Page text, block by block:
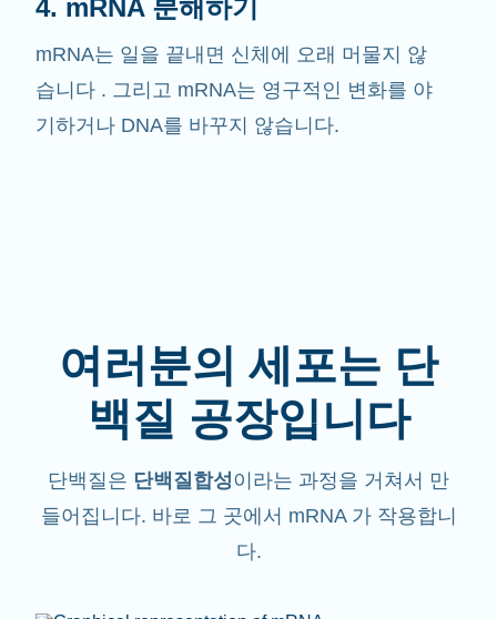
4. mRNA 분해하기
mRNA는 일을 끝내면 신체에 오래 머물지 않
습니다 . 그리고 mRNA는 영구적인 변화를 야
기하거나 DNA를 바꾸지 않습니다.
여러분의 세포는 단
백질 공장입니다
단백질은 단백질합성이라는 과정을 거쳐서 만
들어집니다. 바로 그 곳에서 mRNA 가 작용합니
다.